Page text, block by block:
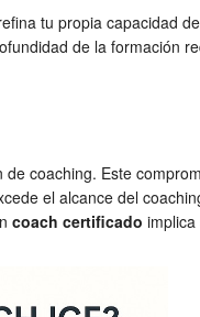
tu propia capacidad
de la formación
coaching. Este
el alcance del
coach certificado